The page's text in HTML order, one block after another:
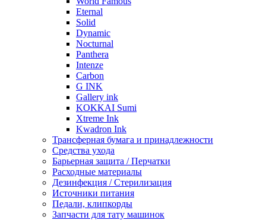
Eternal
Solid
Dynamic
Nocturnal
Panthera
Intenze
Carbon
G INK
Gallery ink
KOKKAI Sumi
Xtreme Ink
Kwadron Ink
Трансферная бумага и принадлежности
Средства ухода
Барьерная защита / Перчатки
Расходные материалы
Дезинфекция / Стерилизация
Источники питания
Педали, клипкорды
Запчасти для тату машинок